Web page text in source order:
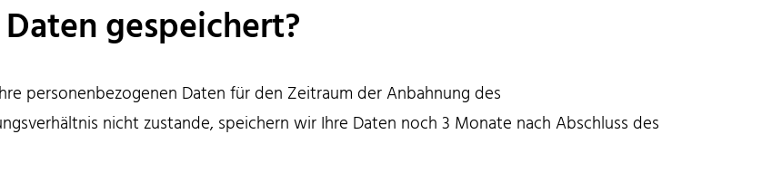
gespeichert?
personenbezogenen Daten für den Zeitraum der Anbahnung des
nicht zustande, speichern wir Ihre Daten noch 3 Monate nach Abschluss des